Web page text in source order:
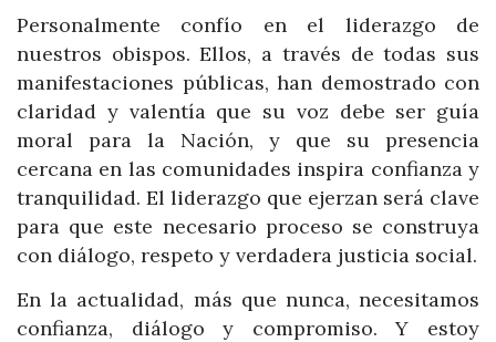
Personalmente confío en el liderazgo de
nuestros obispos. Ellos, a través de todas sus
manifestaciones públicas, han demostrado con
claridad y valentía que su voz debe ser guía
moral para la Nación, y que su presencia
cercana en las comunidades inspira confianza y
tranquilidad. El liderazgo que ejerzan será clave
para que este necesario proceso se construya
con diálogo, respeto y verdadera justicia social.
En la actualidad, más que nunca, necesitamos
confianza, diálogo y compromiso. Y estoy